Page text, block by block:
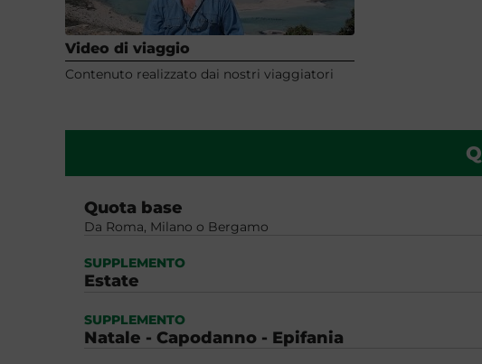
Video di viaggio
Contenuto realizzato dai nostri viaggiatori
Quota base
Da Roma, Milano o Bergamo
SUPPLEMENTO
Estate
SUPPLEMENTO
Natale - Capodanno - Epifania